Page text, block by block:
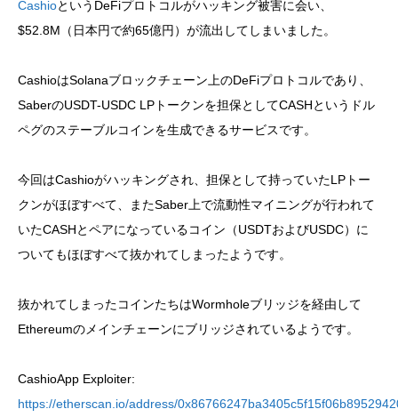
CashioというDeFiプロトコルがハッキング被害に会い、
$52.8M（日本円で約65億円）が流出してしまいました。
CashioはSolanaブロックチェーン上のDeFiプロトコルであり、
SaberのUSDT-USDC LPトークンを担保としてCASHというドル
ペグのステーブルコインを生成できるサービスです。
今回はCashioがハッキングされ、担保として持っていたLPトー
クンがほぼすべて、またSaber上で流動性マイニングが行われて
いたCASHとペアになっているコイン（USDTおよびUSDC）に
ついてもほぼすべて抜かれてしまったようです。
抜かれてしまったコインたちはWormholeブリッジを経由して
Ethereumのメインチェーンにブリッジされているようです。
CashioApp Exploiter:
https://etherscan.io/address/